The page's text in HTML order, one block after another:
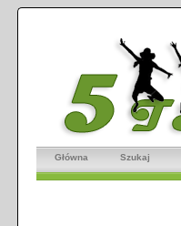
Główna Szukaj